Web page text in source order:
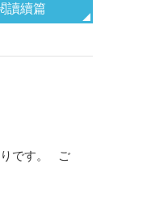
讀續篇
りです。 ご